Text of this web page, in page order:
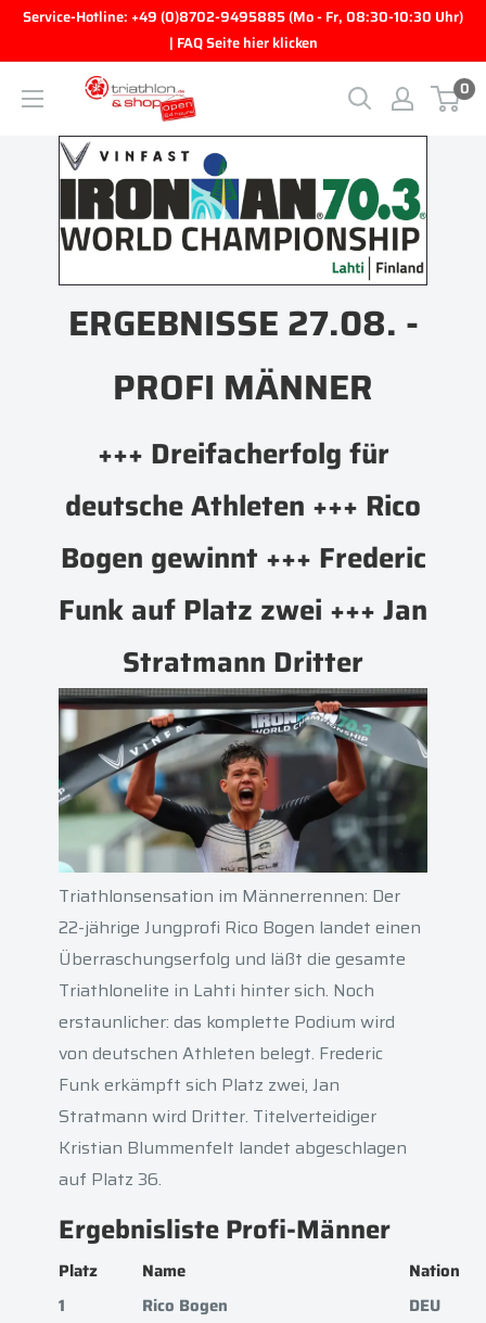
Direkt zum Inhalt
Service-Hotline: +49 (0)8702-9495885 (Mo - Fr, 08:30-10:30 Uhr)
| FAQ Seite hier klicken
triathlon.de GmbH 0
ERGEBNISSE 27.08. -
PROFI MÄNNER
+++ Dreifacherfolg für
deutsche Athleten +++ Rico
Bogen gewinnt +++ Frederic
Funk auf Platz zwei +++ Jan
Stratmann Dritter
Triathlonsensation im Männerrennen: Der
22-jährige Jungprofi Rico Bogen landet einen
Überraschungserfolg und läßt die gesamte
Triathlonelite in Lahti hinter sich. Noch
erstaunlicher: das komplette Podium wird
von deutschen Athleten belegt. Frederic
Funk erkämpft sich Platz zwei, Jan
Stratmann wird Dritter. Titelverteidiger
Kristian Blummenfelt landet abgeschlagen
auf Platz 36.
Ergebnisliste Profi-Männer
Platz Name
Nation
1
Rico Bogen
DEU